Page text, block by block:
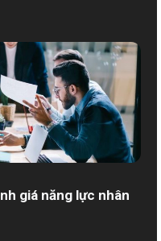
giá năng lực nhân